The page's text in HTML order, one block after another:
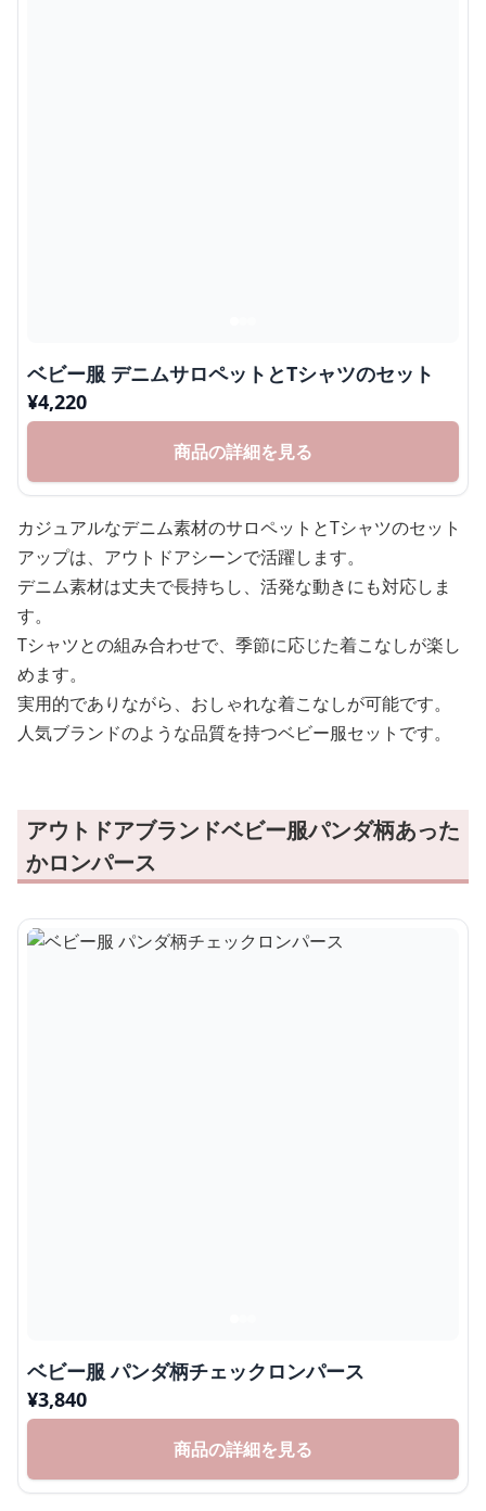
ベビー服 デニムサロペットとTシャツのセット
¥4,220
商品の詳細を見る
カジュアルなデニム素材のサロペットとTシャツのセット
アップは、アウトドアシーンで活躍します。
デニム素材は丈夫で長持ちし、活発な動きにも対応しま
す。
Tシャツとの組み合わせで、季節に応じた着こなしが楽し
めます。
実用的でありながら、おしゃれな着こなしが可能です。
人気ブランドのような品質を持つベビー服セットです。
アウトドアブランドベビー服パンダ柄あった
かロンパース
ベビー服 パンダ柄チェックロンパース
¥3,840
商品の詳細を見る